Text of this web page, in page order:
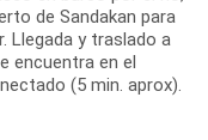
de Sandakan para
Llegada y traslado a
encuentra en el
(5 min. aprox).